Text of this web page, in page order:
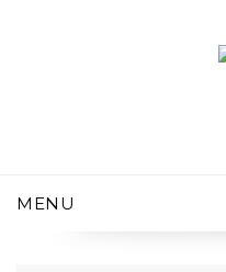
MENU